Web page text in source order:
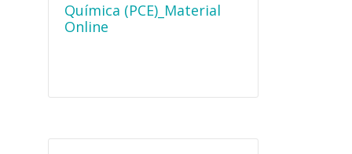
Química (PCE)_Material
Online